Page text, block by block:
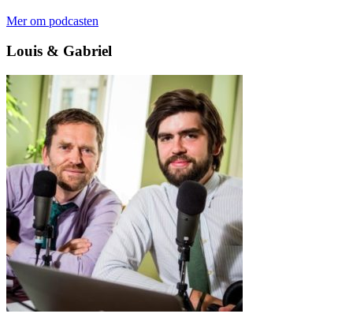
Mer om podcasten
Louis & Gabriel